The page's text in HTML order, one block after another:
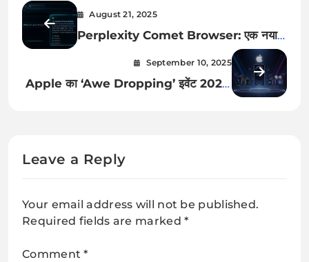
August 21, 2025
Perplexity Comet Browser: एक नया
युग आपकी वेब सर्फिंग और रिसर्च के लिए
September 10, 2025
Apple का ‘Awe Dropping’ इवेंट 2025:
Leave a Reply
Your email address will not be published.
Required fields are marked*
Comment*